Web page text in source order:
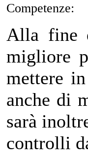
Competenze:
Alla fine
migliore
mettere
anche di
sarà
controlli